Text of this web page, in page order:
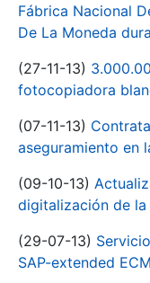
Fábrica Nacional
De La Moneda
(27-11-13)
fotocopiadora
(07-11-13)
aseguramiento en
(09-10-13)
digitalización de la
(29-07-13)
SAP-extended